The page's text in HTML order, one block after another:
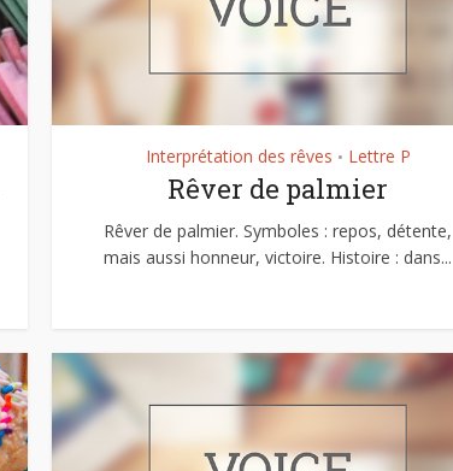
Interprétation des rêves • Lettre P
Rêver de palmier
Rêver de palmier. Symboles : repos, détente,
mais aussi honneur, victoire. Histoire : dans...